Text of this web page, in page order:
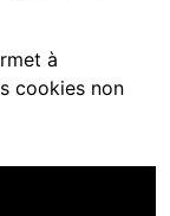
à
cookies non